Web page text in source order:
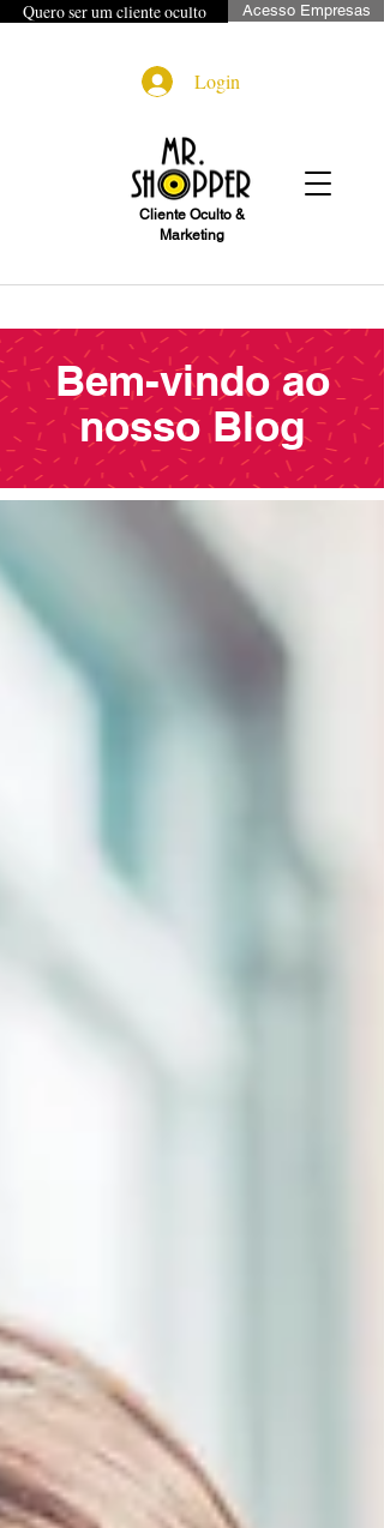
Quero ser um cliente oculto Acesso Empresas
Login
Cliente Oculto &
Marketing
Bem-vindo ao
nosso Blog